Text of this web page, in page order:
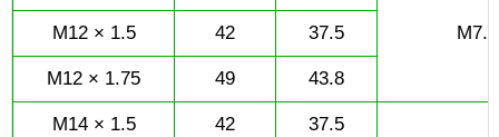
M12 × 1.5 42 37.5
M12 × 1.75 49 43.8
M14 × 1.5 42
37.5